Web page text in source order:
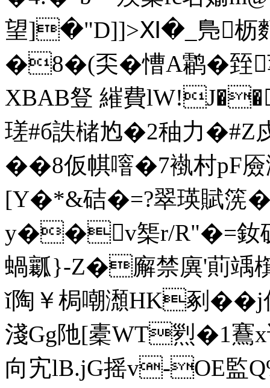
望]�"D]]>Ⅺ�_鳬枥
�8�(奀�慒A鹴�臸
XBAB豋 繀費
瑳#б詄槠尥�2秞力�#Z
��8仮 帺噾�7褹村pF
[Y�*&硈�=?翠瑛賦
y��v榘r/R"�=釹砚
蝸瓤}-Z�廨禁廙'萴竬
ǐ陶￥梮嘲瀩HK剢��j
淺Gg阤[橐WT煭�1鶱
向宄lB.jG摇v-OE監